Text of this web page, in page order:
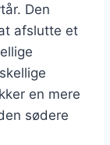
Den
afslutte et
en mere
sødere